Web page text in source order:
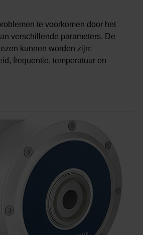
te voorkomen door het
verschillende parameters. De
kunnen worden zijn:
frequentie, temperatuur en